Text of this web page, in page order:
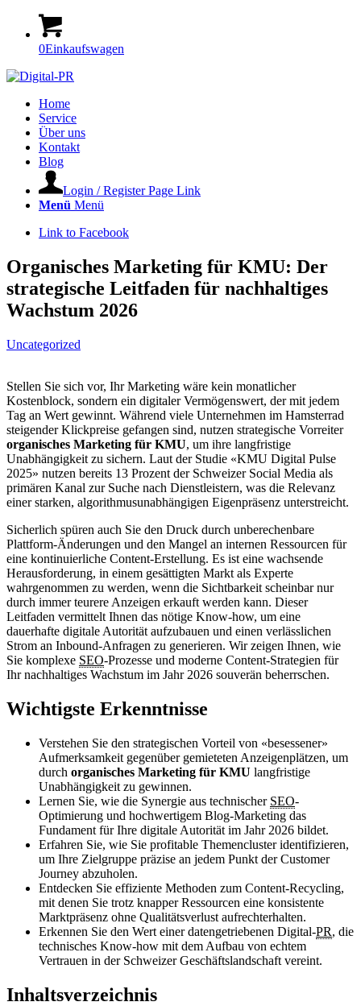
0Einkaufswagen
Home
Service
Über uns
Kontakt
Blog
Login / Register Page Link
Menü Menü
Link to Facebook
Organisches Marketing für KMU: Der
strategische Leitfaden für nachhaltiges
Wachstum 2026
Uncategorized
Stellen Sie sich vor, Ihr Marketing wäre kein monatlicher
Kostenblock, sondern ein digitaler Vermögenswert, der mit jedem
Tag an Wert gewinnt. Während viele Unternehmen im Hamsterrad
steigender Klickpreise gefangen sind, nutzen strategische Vorreiter
organisches Marketing für KMU, um ihre langfristige
Unabhängigkeit zu sichern. Laut der Studie «KMU Digital Pulse
2025» nutzen bereits 13 Prozent der Schweizer Social Media als
primären Kanal zur Suche nach Dienstleistern, was die Relevanz
einer starken, algorithmusunabhängigen Eigenpräsenz unterstreicht.
Sicherlich spüren auch Sie den Druck durch unberechenbare
Plattform-Änderungen und den Mangel an internen Ressourcen für
eine kontinuierliche Content-Erstellung. Es ist eine wachsende
Herausforderung, in einem gesättigten Markt als Experte
wahrgenommen zu werden, wenn die Sichtbarkeit scheinbar nur
durch immer teurere Anzeigen erkauft werden kann. Dieser
Leitfaden vermittelt Ihnen das nötige Know-how, um eine
dauerhafte digitale Autorität aufzubauen und einen verlässlichen
Strom an Inbound-Anfragen zu generieren. Wir zeigen Ihnen, wie
Sie komplexe SEO-Prozesse und moderne Content-Strategien für
Ihr nachhaltiges Wachstum im Jahr 2026 souverän beherrschen.
Wichtigste Erkenntnisse
Verstehen Sie den strategischen Vorteil von «besessener»
Aufmerksamkeit gegenüber gemieteten Anzeigenplätzen, um
durch organisches Marketing für KMU langfristige
Unabhängigkeit zu gewinnen.
Lernen Sie, wie die Synergie aus technischer SEO-
Optimierung und hochwertigem Blog-Marketing das
Fundament für Ihre digitale Autorität im Jahr 2026 bildet.
Erfahren Sie, wie Sie profitable Themencluster identifizieren,
um Ihre Zielgruppe präzise an jedem Punkt der Customer
Journey abzuholen.
Entdecken Sie effiziente Methoden zum Content-Recycling,
mit denen Sie trotz knapper Ressourcen eine konsistente
Marktpräsenz ohne Qualitätsverlust aufrechterhalten.
Erkennen Sie den Wert einer datengetriebenen Digital-PR, die
technisches Know-how mit dem Aufbau von echtem
Vertrauen in der Schweizer Geschäftslandschaft vereint.
Inhaltsverzeichnis